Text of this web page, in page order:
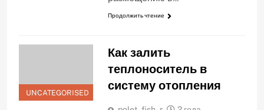
Продолжить чтение
UNCATEGORISED
Как залить
теплоноситель в
систему отопления